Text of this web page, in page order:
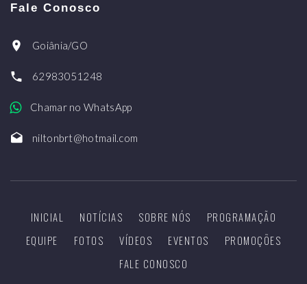
Fale Conosco
Goiânia/GO
62983051248
Chamar no WhatsApp
niltonbrt@hotmail.com
INICIAL NOTÍCIAS SOBRE NÓS
PROGRAMAÇÃO
EQUIPE
FOTOS VÍDEOS EVENTOS
PROMOÇÕES
FALE CONOSCO